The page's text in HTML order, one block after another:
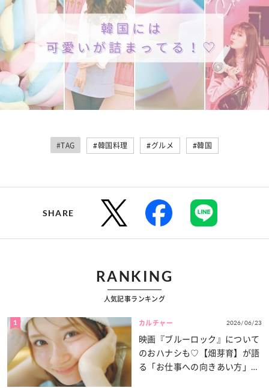
#TAG #韓国料理 #グルメ #韓国
SHARE
RANKING
人気記事ランキング
1 カルチャー 2026/06/23
映画『ブルーロック』について
のおハナシも♡【畑芽育】が語
る「お仕事への向きあい方」と